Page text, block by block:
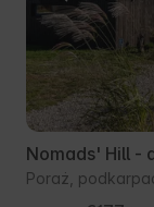
Nomads' Hill -
Poraż,